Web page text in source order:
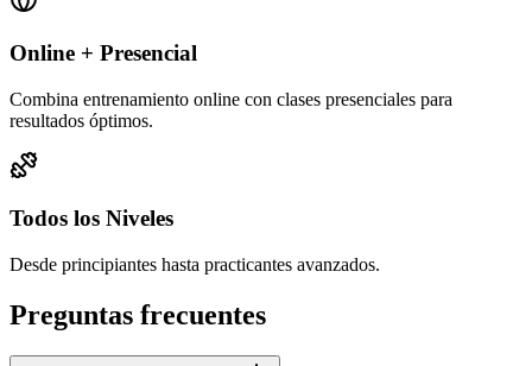
Online + Presencial
Combina entrenamiento online con clases presenciales para
resultados óptimos.
Todos los Niveles
Desde principiantes hasta practicantes avanzados.
Preguntas frecuentes